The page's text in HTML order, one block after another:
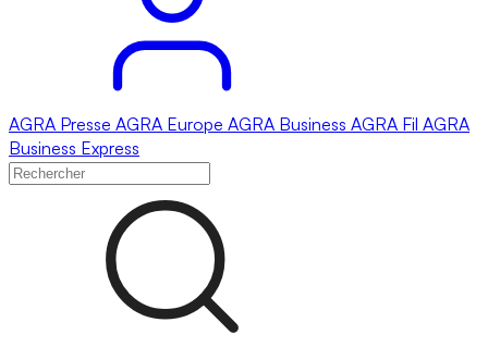
AGRA Presse AGRA Europe AGRA Business AGRA Fil AGRA
Business Express